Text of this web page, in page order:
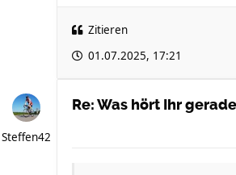
Zitieren
01.07.2025, 17:21
Steffen42
Re: Was hört Ihr